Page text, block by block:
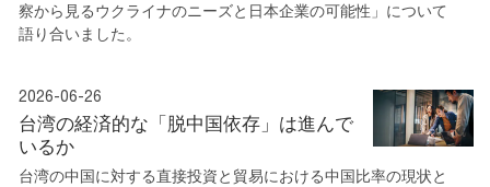
察から見るウクライナのニーズと日本企業の可能性」について
語り合いました。
2026-06-26
台湾の経済的な「脱中国依存」は進んで
いるか
台湾の中国に対する直接投資と貿易における中国比率の現状と